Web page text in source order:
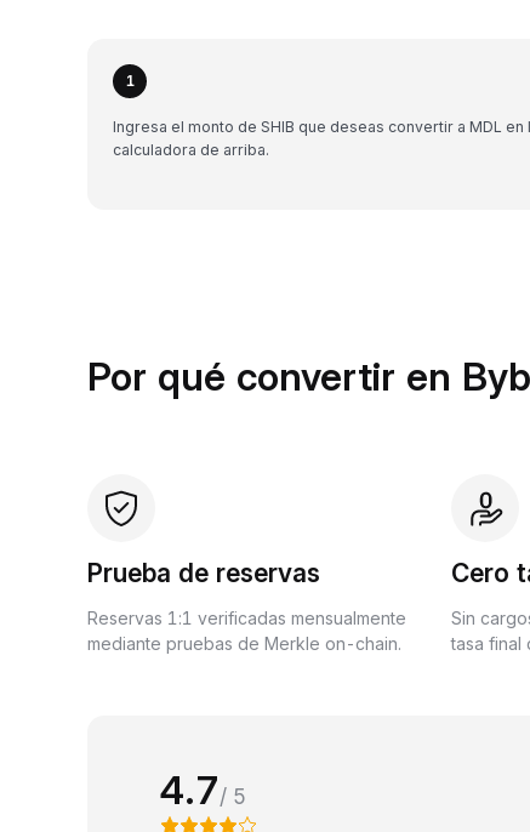
1
Ingresa el monto de SHIB que deseas convertir a MDL en
calculadora de arriba.
Por qué convertir en
Prueba de reservas
Reservas 1:1 verificadas mensualmente
mediante pruebas de Merkle on-chain.
Cero
Sin
tasa final
4.7/ 5